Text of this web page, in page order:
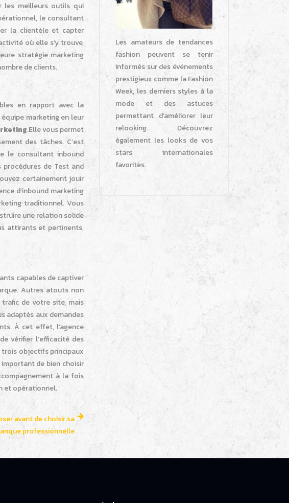
les meilleurs outils qui
le consultant
la clientèle et capter
où elle s’y trouve,
stratégie marketing
de clients.
en rapport avec la
marketing en leur
.Elle vous permet
des tâches. C’est
le consultant inbound
de Test and
certainement jouir
d’inbound marketing
traditionnel. Vous
une relation solide
attirants et pertinents,
capables de captiver
Autres atouts non
de votre site, mais
adaptés aux demandes
À cet effet, l’agence
vérifier l’efficacité des
trois objectifs principaux
de bien choisir
à la fois
et opérationnel.
avant de choisir sa
professionnelle
Les amateurs de tendances
fashion peuvent se tenir
informés sur des événements
prestigieux comme la Fashion
Week, les derniers styles à la
mode et des astuces
permettant d’améliorer leur
relooking. Découvrez
également les looks de vos
stars internationales
favorites.